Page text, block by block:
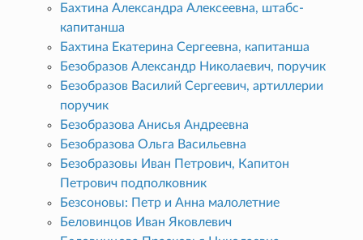
Бахтина Александра Алексеевна, штабс-
капитанша
Бахтина Екатерина Сергеевна, капитанша
Безобразов Александр Николаевич, поручик
Безобразов Василий Сергеевич, артиллерии
поручик
Безобразова Анисья Андреевна
Безобразова Ольга Васильевна
Безобразовы Иван Петрович, Капитон
Петрович подполковник
Безсоновы: Петр и Анна малолетние
Беловинцов Иван Яковлевич